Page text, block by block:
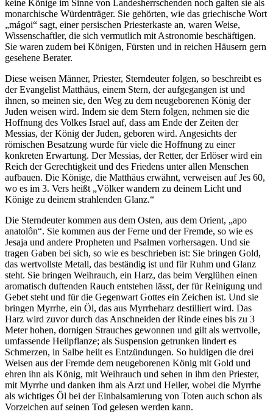
keine Könige im Sinne von Landesherrschenden noch galten sie als
monarchische Würdenträger. Sie gehörten, wie das griechische Wort
„mágoi“ sagt, einer persischen Priesterkaste an, waren Weise,
Wissenschaftler, die sich vermutlich mit Astronomie beschäftigen.
Sie waren zudem bei Königen, Fürsten und in reichen Häusern gern
gesehene Berater.
Diese weisen Männer, Priester, Sterndeuter folgen, so beschreibt es
der Evangelist Matthäus, einem Stern, der aufgegangen ist und
ihnen, so meinen sie, den Weg zu dem neugeborenen König der
Juden weisen wird. Indem sie dem Stern folgen, nehmen sie die
Hoffnung des Volkes Israel auf, dass am Ende der Zeiten der
Messias, der König der Juden, geboren wird. Angesichts der
römischen Besatzung wurde für viele die Hoffnung zu einer
konkreten Erwartung. Der Messias, der Retter, der Erlöser wird ein
Reich der Gerechtigkeit und des Friedens unter allen Menschen
aufbauen. Die Könige, die Matthäus erwähnt, verweisen auf Jes 60,
wo es im 3. Vers heißt „Völker wandern zu deinem Licht und
Könige zu deinem strahlenden Glanz.“
Die Sterndeuter kommen aus dem Osten, aus dem Orient, „apo
anatolôn“. Sie kommen aus der Ferne und der Fremde, so wie es
Jesaja und andere Propheten und Psalmen vorhersagen. Und sie
tragen Gaben bei sich, so wie es beschrieben ist: Sie bringen Gold,
das wertvollste Metall, das beständig ist und für Ruhm und Glanz
steht. Sie bringen Weihrauch, ein Harz, das beim Verglühen einen
aromatisch duftenden Rauch entstehen lässt, der für Reinigung und
Gebet steht und für die Gegenwart Gottes ein Zeichen ist. Und sie
bringen Myrrhe, ein Öl, das aus Myrrheharz destilliert wird. Das
Harz wird zuvor durch das Anschneiden der Rinde eines bis zu 3
Meter hohen, dornigen Strauches gewonnen und gilt als wertvolle,
umfassende Heilpflanze; als Suspension getrunken lindert es
Schmerzen, in Salbe heilt es Entzündungen. So huldigen die drei
Weisen aus der Fremde dem neugeborenen König mit Gold und
ehren ihn als König, mit Weihrauch und sehen in ihm den Priester,
mit Myrrhe und danken ihm als Arzt und Heiler, wobei die Myrrhe
als wichtiges Öl bei der Einbalsamierung von Toten auch schon als
Vorzeichen auf seinen Tod gelesen werden kann.